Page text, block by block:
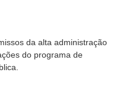
da alta administração
do programa de